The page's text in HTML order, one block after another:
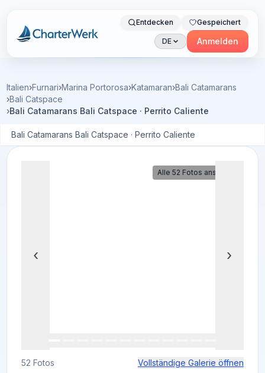
Charterwerk
Entdecken Gespeichert
DE Anmelden
Italien›Furnari›Marina Portorosa›Katamaran›Bali Catamarans
›Bali Catspace
›Bali Catamarans Bali Catspace · Perrito Caliente
Bali Catamarans Bali Catspace · Perrito Caliente
Alle 52 Fotos ansehen
‹ ›
52 Fotos Vollständige Galerie öffnen